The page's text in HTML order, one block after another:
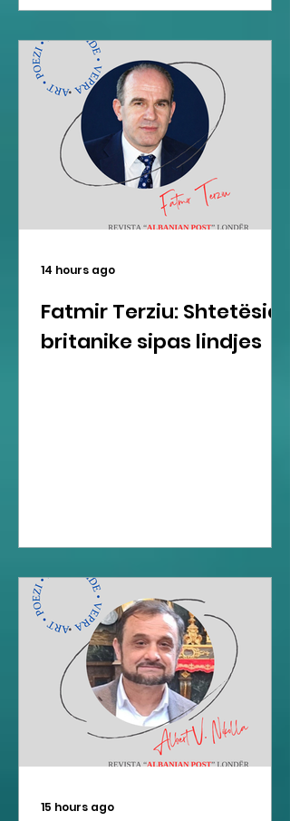
Fatmir Terziu: Shtetësia
britanike sipas lindjes
14 hours ago
15 hours ago